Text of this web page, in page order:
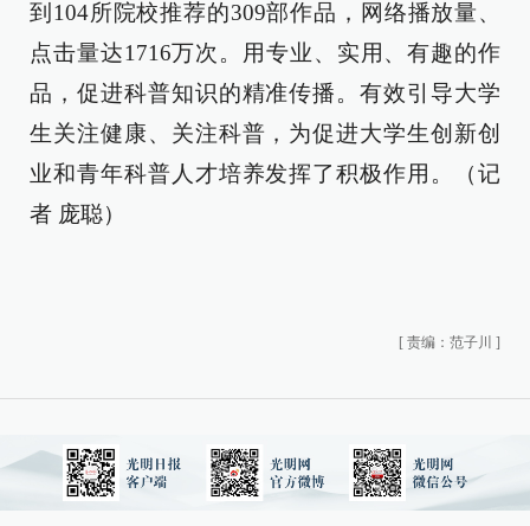
到104所院校推荐的309部作品，网络播放量、
点击量达1716万次。用专业、实用、有趣的作
品，促进科普知识的精准传播。有效引导大学
生关注健康、关注科普，为促进大学生创新创
业和青年科普人才培养发挥了积极作用。（记
者 庞聪）
[ 责编：范子川 ]